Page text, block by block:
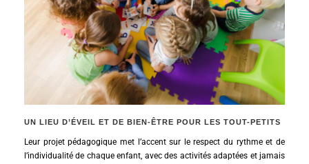
UN LIEU D’ÉVEIL ET DE BIEN-ÊTRE POUR LES TOUT-PETITS
Leur projet pédagogique met l’accent sur le respect du rythme et de
l’individualité de chaque enfant, avec des activités adaptées et jamais